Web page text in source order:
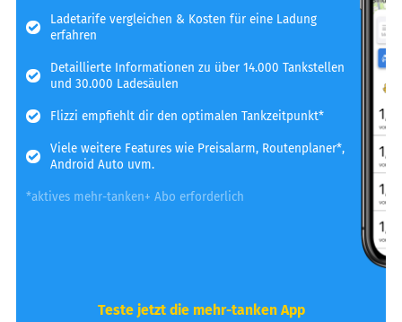
Ladetarife vergleichen & Kosten für eine Ladung
erfahren
Detaillierte Informationen zu über 14.000 Tankstellen
und 30.000 Ladesäulen
Flizzi empfiehlt dir den optimalen Tankzeitpunkt*
Viele weitere Features wie Preisalarm, Routenplaner*,
Android Auto uvm.
*aktives mehr-tanken+ Abo erforderlich
Teste jetzt die mehr-tanken App